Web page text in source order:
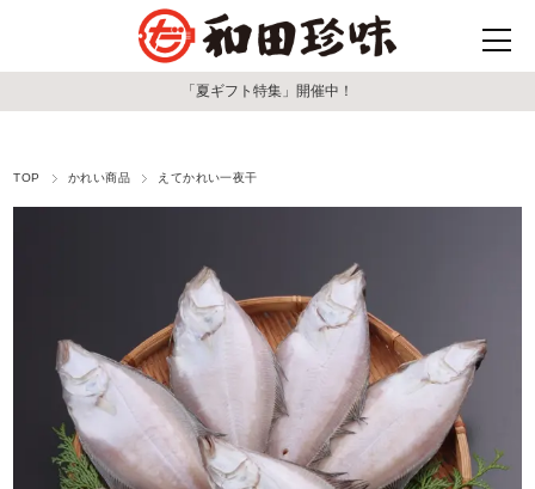
「夏ギフト特集」開催中！
TOP かれい商品 えてかれい一夜干